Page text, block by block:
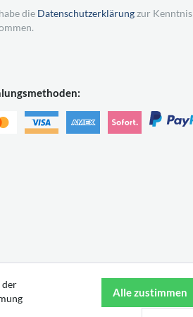
die Datenschutzerklärungzur Kenntnis
der